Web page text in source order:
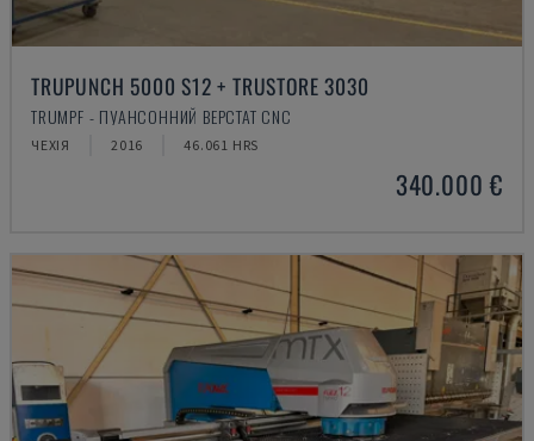
TRUPUNCH 5000 S12 + TRUSTORE 3030
TRUMPF - ПУАНСОННИЙ ВЕРСТАТ CNC
ЧЕХІЯ 2016 46.061 HRS
340.000 €